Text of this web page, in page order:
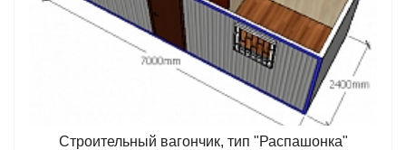
Строительный вагончик, тип "Распашонка"